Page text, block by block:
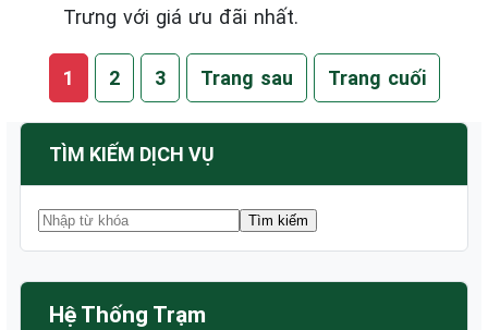
Trưng với giá ưu đãi nhất.
1 2 3 Trang sau Trang cuối
TÌM KIẾM DỊCH VỤ
Hệ Thống Trạm